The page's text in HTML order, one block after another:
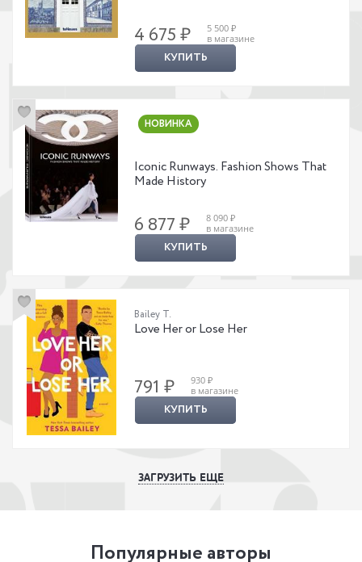
4 675 ₽
5 500 ₽
в магазине
КУПИТЬ
НОВИНКА
Iconic Runways. Fashion Shows That
Made History
6 877 ₽
8 090 ₽
в магазине
КУПИТЬ
Bailey T.
Love Her or Lose Her
791 ₽
930 ₽
в магазине
КУПИТЬ
ЗАГРУЗИТЬ ЕЩЕ
Популярные авторы